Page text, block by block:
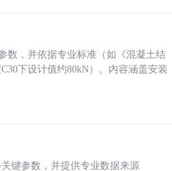
数，并依据专业标准（如《混凝土结
下设计值约80kN）。内容涵盖安装
键参数，并提供专业数据来源